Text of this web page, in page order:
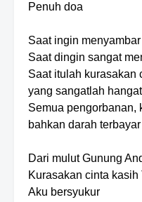
Penuh doa
Saat ingin
Saat dingin sangat
Saat itulah kurasakan
yang sangatlah
Semua pengorbanan,
bahkan darah
Dari mulut Gunung
Kurasakan cinta
Aku bersyukur